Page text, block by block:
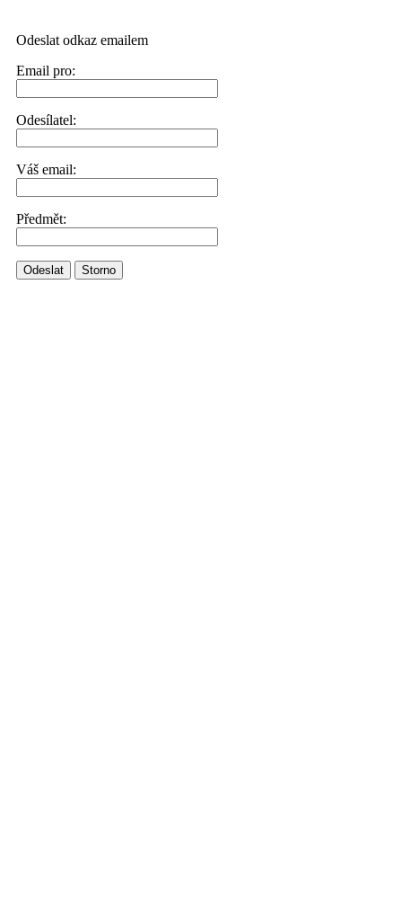
Odeslat odkaz emailem
Email pro:
Odesílatel:
Váš email:
Předmět:
Odeslat Storno